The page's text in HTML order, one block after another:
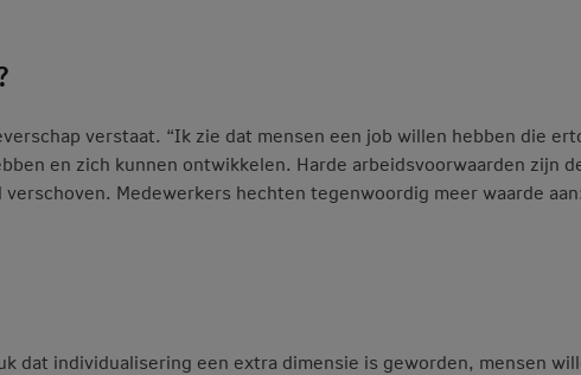
verstaat. “Ik zie dat mensen een job willen hebben die
en zich kunnen ontwikkelen. Harde arbeidsvoorwaarden zijn
Medewerkers hechten tegenwoordig meer waarde
dat individualisering een extra dimensie is geworden, mensen